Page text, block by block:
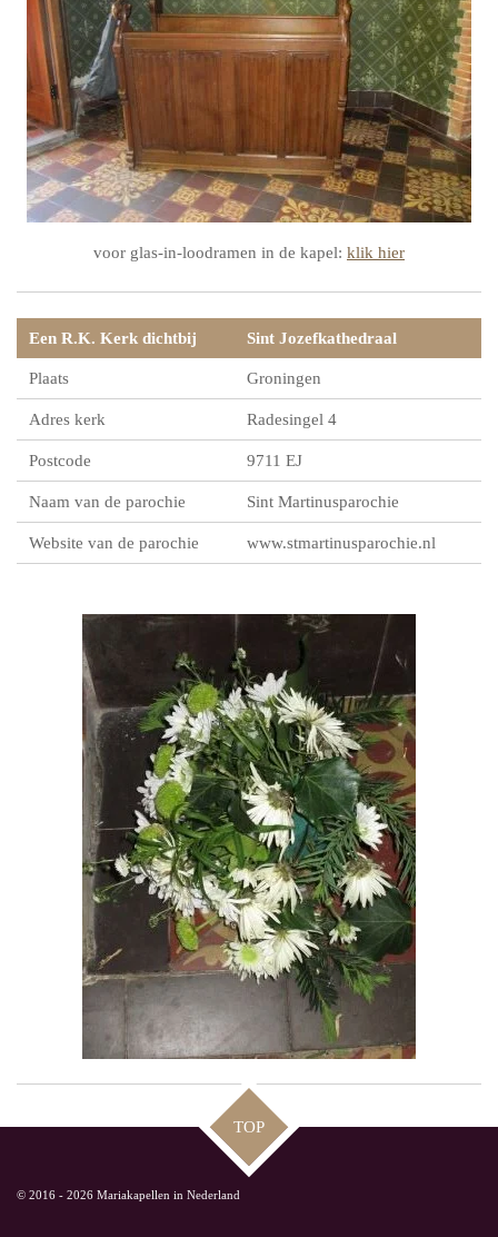
voor glas-in-loodramen in de kapel: klik hier
Een R.K. Kerk dichtbij Sint Jozefkathedraal
Plaats Groningen
Adres kerk Radesingel 4
Postcode 9711 EJ
Naam van de parochie Sint Martinusparochie
Website van de parochie www.stmartinusparochie.nl
TOP
© 2016 - 2026 Mariakapellen in Nederland